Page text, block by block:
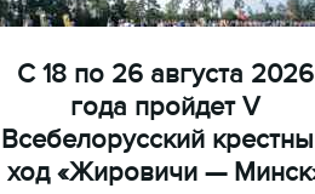
С 18 по 26 августа 2026
года пройдет V
Всебелорусский
ход «Жировичи —